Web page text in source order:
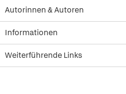
Autorinnen & Autoren
Informationen
Weiterführende Links